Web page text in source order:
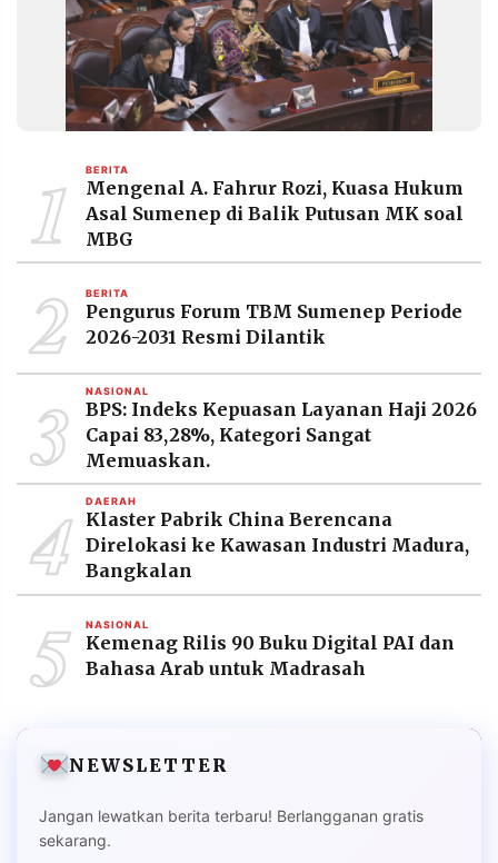
1 BERITA
Mengenal A. Fahrur Rozi, Kuasa Hukum
Asal Sumenep di Balik Putusan MK soal
MBG
2 BERITA
Pengurus Forum TBM Sumenep Periode
2026-2031 Resmi Dilantik
3 NASIONAL
BPS: Indeks Kepuasan Layanan Haji 2026
Capai 83,28%, Kategori Sangat
Memuaskan.
4 DAERAH
Klaster Pabrik China Berencana
Direlokasi ke Kawasan Industri Madura,
Bangkalan
5 NASIONAL
Kemenag Rilis 90 Buku Digital PAI dan
Bahasa Arab untuk Madrasah
NEWSLETTER
Jangan lewatkan berita terbaru! Berlangganan gratis
sekarang.